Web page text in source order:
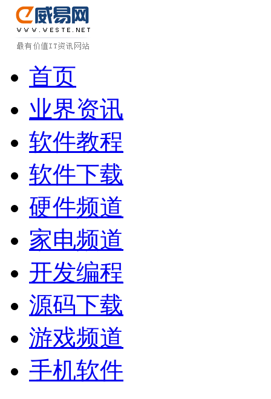
首页
业界资讯
软件教程
软件下载
硬件频道
家电频道
开发编程
源码下载
游戏频道
手机软件